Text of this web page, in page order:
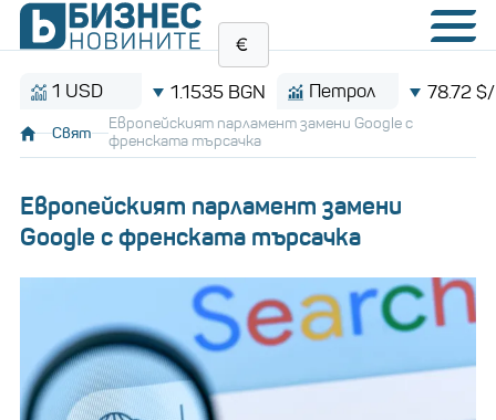
1 USD 1.1535 BGN Петрол 78.72 $/
Свят
Европейският парламент замени Google с
френската търсачка
Европейският парламент замени
Google с френската търсачка